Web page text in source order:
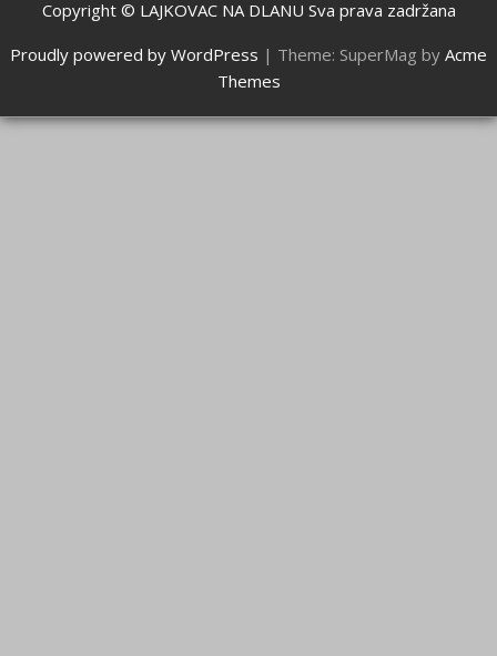
Copyright © LAJKOVAC NA DLANU Sva prava zadržana
Proudly powered by WordPress | Theme: SuperMag by Acme
Themes